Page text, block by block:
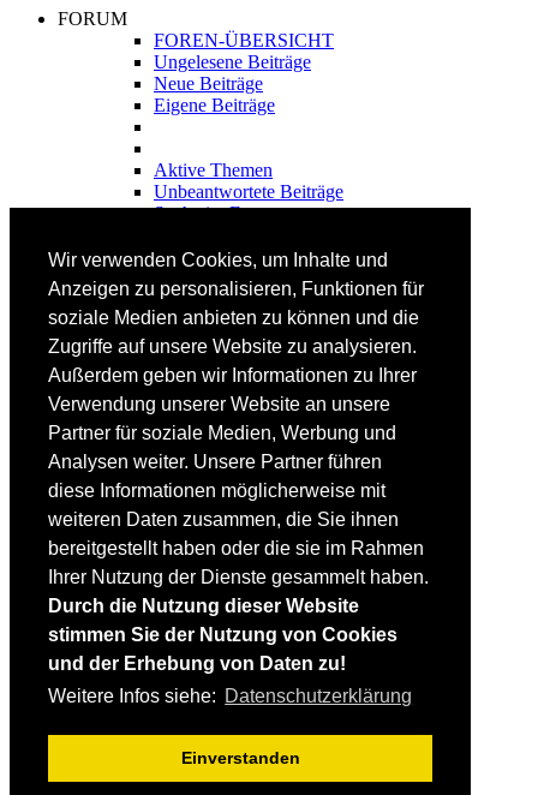
Wir verwenden Cookies, um Inhalte und
Anzeigen zu personalisieren, Funktionen für
soziale Medien anbieten zu können und die
Zugriffe auf unsere Website zu analysieren.
Außerdem geben wir Informationen zu Ihrer
Verwendung unserer Website an unsere
Partner für soziale Medien, Werbung und
Analysen weiter. Unsere Partner führen
diese Informationen möglicherweise mit
weiteren Daten zusammen, die Sie ihnen
bereitgestellt haben oder die sie im Rahmen
Ihrer Nutzung der Dienste gesammelt haben.
Durch die Nutzung dieser Website
stimmen Sie der Nutzung von Cookies
und der Erhebung von Daten zu!
Weitere Infos siehe: Datenschutzerklärung
Einverstanden
FORUM
FOREN-ÜBERSICHT
Ungelesene Beiträge
Neue Beiträge
Eigene Beiträge
Aktive Themen
Unbeantwortete Beiträge
Suche im Forum
FAHRTECHNIK
Fortgeschrittene
Lehrplan
Videoanalyse
SKI
SKITEST
Ski-FAQ
Tipps Ski-Kauf
Ski-Typen
Skishops
EQUIPMENT
Skibekleidung
Skischuhe
Bootfitting
Skihelme
Skiservice selbst
Impressum / Datenschutz
Mediadaten